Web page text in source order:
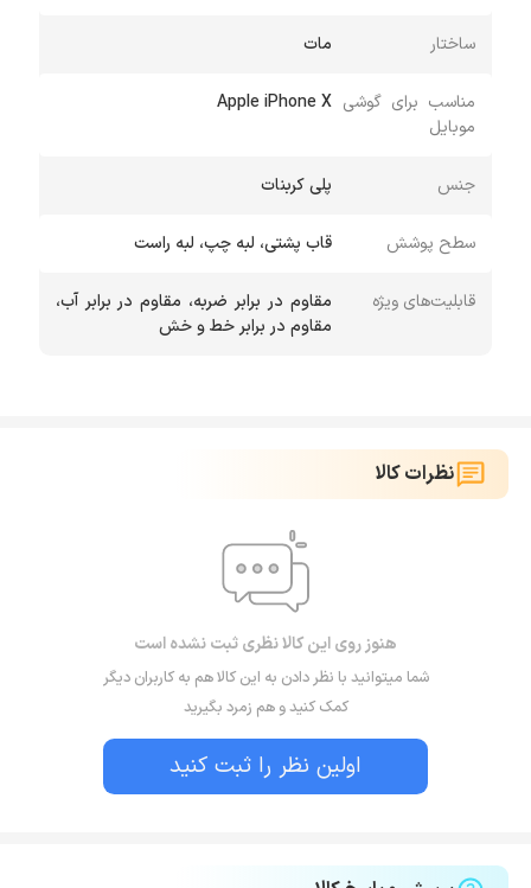
ساختار مات
مناسب برای گوشی
موبایل
Apple iPhone X
جنس پلی کربنات
سطح پوشش قاب پشتی، لبه چپ، لبه راست
قابلیت‌های ویژه
مقاوم در برابر ضربه، مقاوم در برابر آب،
مقاوم در برابر خط و خش
نظرات کالا
هنوز روی این کالا نظری ثبت نشده است
شما میتوانید با نظر دادن به این کالا هم به کاربران دیگر
کمک کنید و هم زمرد بگیرید
اولین نظر را ثبت کنید